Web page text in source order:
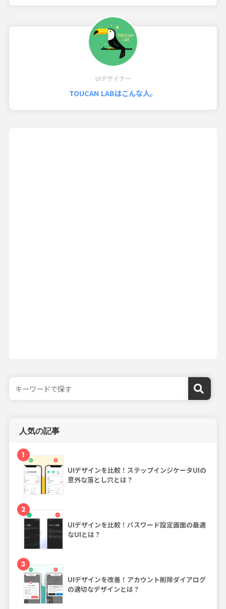
UIデザイナー
TOUCAN LABはこんな人。
人気の記事
1
UIデザインを比較！ステップインジケータUIの
意外な落とし穴とは？
2
UIデザインを比較！パスワード設定画面の最適
なUIとは？
3
UIデザインを改善！アカウント削除ダイアログ
の適切なデザインとは？